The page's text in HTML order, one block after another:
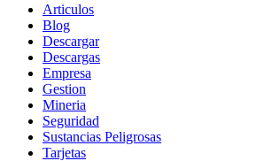
Articulos
Blog
Descargar
Descargas
Empresa
Gestion
Mineria
Seguridad
Sustancias Peligrosas
Tarjetas